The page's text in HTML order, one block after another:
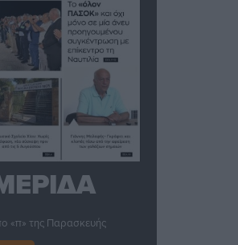
«π» της Παρασκευής